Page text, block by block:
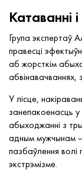
Катаванні
Група экспертаў
правесці
аб жорсткім
абвінавачваннях,
У лісце,
занепакоенасць у
абыходжанні з
адным мужчынам –
пазбаўлення волі
экстрэмізме.